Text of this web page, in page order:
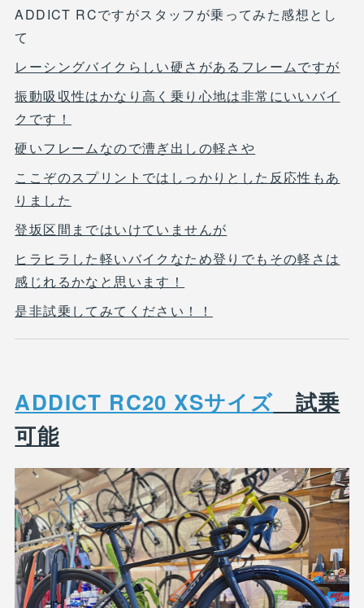
ADDICT RCですがスタッフが乗ってみた感想とし
て
レーシングバイクらしい硬さがあるフレームですが
振動吸収性はかなり高く乗り心地は非常にいいバイ
クです！
硬いフレームなので漕ぎ出しの軽さや
ここぞのスプリントではしっかりとした反応性もあ
りました
登坂区間まではいけていませんが
ヒラヒラした軽いバイクなため登りでもその軽さは
感じれるかなと思います！
是非試乗してみてください！！
ADDICT RC20 XSサイズ 試乗
可能